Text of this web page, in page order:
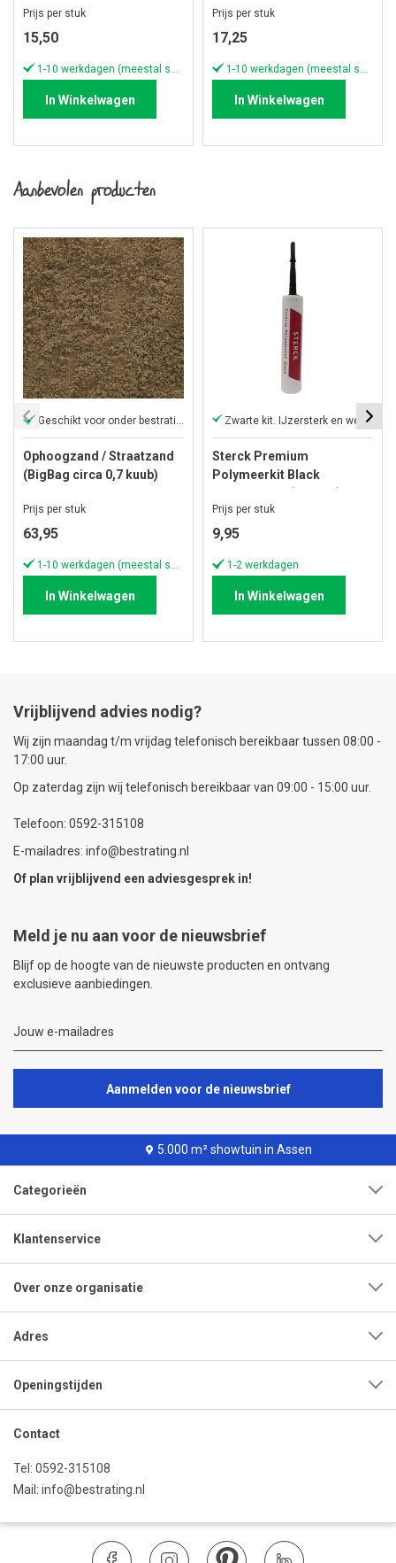
Prijs per stuk
15,50
In Winkelwagen
Prijs per stuk
17,25
In Winkelwagen
Aanbevolen producten
Geschikt voor onder bestrating
Ophoogzand / Straatzand
(BigBag circa 0,7 kuub)
Prijs per stuk
63,95
In Winkelwagen
Zwarte kit. IJzersterk en weerbestendig
Sterck Premium
Polymeerkit Black
Prijs per stuk
9,95
1-2 werkdagen
In Winkelwagen
Vrijblijvend advies nodig?
Wij zijn maandag t/m vrijdag telefonisch bereikbaar tussen 08:00 -
17:00 uur.
Op zaterdag zijn wij telefonisch bereikbaar van 09:00 - 15:00 uur.
Telefoon: 0592-315108
E-mailadres: info@bestrating.nl
Of plan vrijblijvend een adviesgesprek in!
Meld je nu aan voor de nieuwsbrief
Blijf op de hoogte van de nieuwste producten en ontvang
exclusieve aanbiedingen.
Aanmelden voor de nieuwsbrief
5.000 m² showtuin in Assen
Categorieën
Klantenservice
Over onze organisatie
Adres
Openingstijden
Contact
Tel: 0592-315108
Mail: info@bestrating.nl